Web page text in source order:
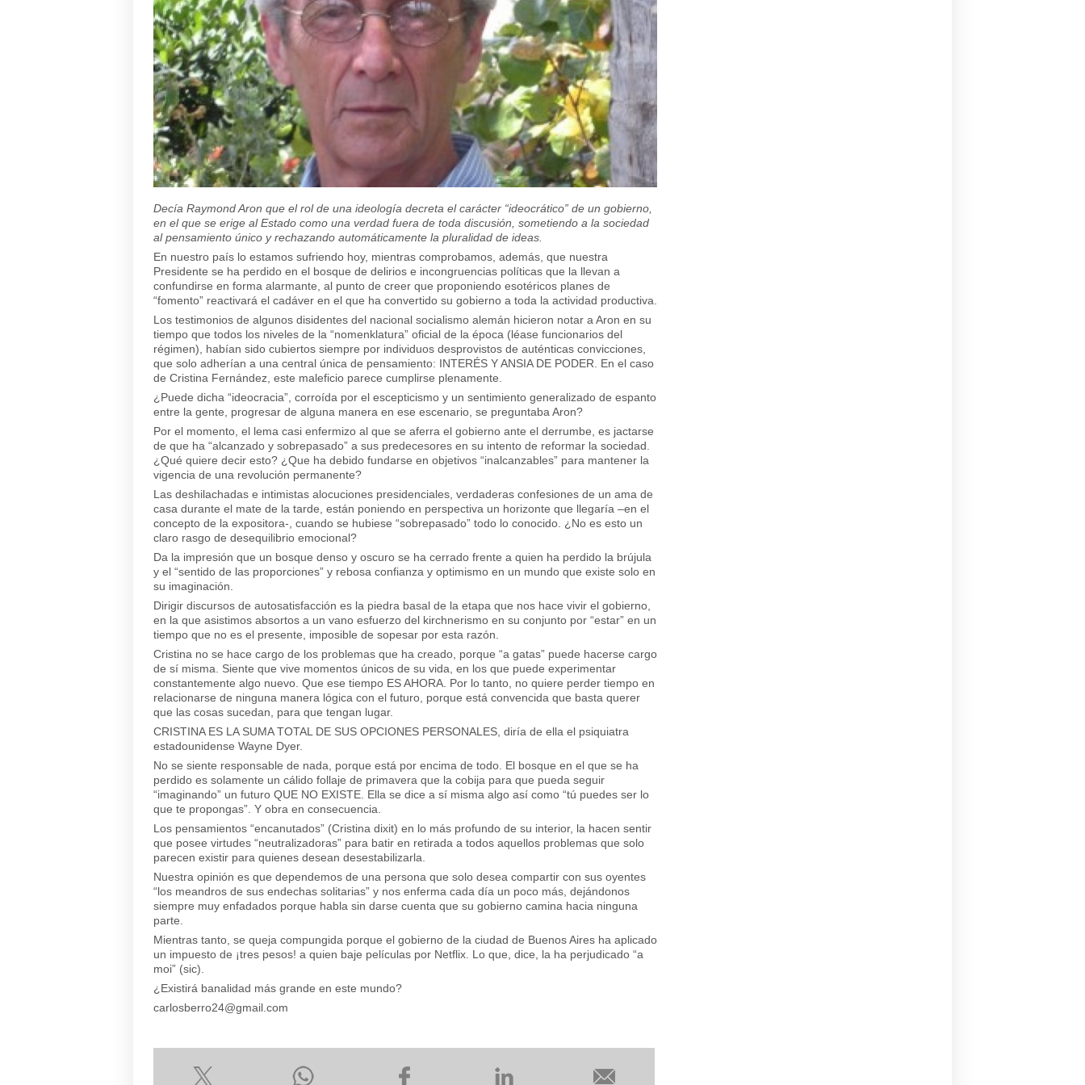
Decía Raymond Aron que el rol de una ideología decreta el carácter “ideocrático” de un gobierno,
en el que se erige al Estado como una verdad fuera de toda discusión, sometiendo a la sociedad
al pensamiento único y rechazando automáticamente la pluralidad de ideas.
En nuestro país lo estamos sufriendo hoy, mientras comprobamos, además, que nuestra
Presidente se ha perdido en el bosque de delirios e incongruencias políticas que la llevan a
confundirse en forma alarmante, al punto de creer que proponiendo esotéricos planes de
“fomento” reactivará el cadáver en el que ha convertido su gobierno a toda la actividad productiva.
Los testimonios de algunos disidentes del nacional socialismo alemán hicieron notar a Aron en su
tiempo que todos los niveles de la “nomenklatura” oficial de la época (léase funcionarios del
régimen), habían sido cubiertos siempre por individuos desprovistos de auténticas convicciones,
que solo adherían a una central única de pensamiento: INTERÉS Y ANSIA DE PODER. En el caso
de Cristina Fernández, este maleficio parece cumplirse plenamente.
¿Puede dicha “ideocracia”, corroída por el escepticismo y un sentimiento generalizado de espanto
entre la gente, progresar de alguna manera en ese escenario, se preguntaba Aron?
Por el momento, el lema casi enfermizo al que se aferra el gobierno ante el derrumbe, es jactarse
de que ha “alcanzado y sobrepasado” a sus predecesores en su intento de reformar la sociedad.
¿Qué quiere decir esto? ¿Que ha debido fundarse en objetivos “inalcanzables” para mantener la
vigencia de una revolución permanente?
Las deshilachadas e intimistas alocuciones presidenciales, verdaderas confesiones de un ama de
casa durante el mate de la tarde, están poniendo en perspectiva un horizonte que llegaría –en el
concepto de la expositora-, cuando se hubiese “sobrepasado” todo lo conocido. ¿No es esto un
claro rasgo de desequilibrio emocional?
Da la impresión que un bosque denso y oscuro se ha cerrado frente a quien ha perdido la brújula
y el “sentido de las proporciones” y rebosa confianza y optimismo en un mundo que existe solo en
su imaginación.
Dirigir discursos de autosatisfacción es la piedra basal de la etapa que nos hace vivir el gobierno,
en la que asistimos absortos a un vano esfuerzo del kirchnerismo en su conjunto por “estar” en un
tiempo que no es el presente, imposible de sopesar por esta razón.
Cristina no se hace cargo de los problemas que ha creado, porque “a gatas” puede hacerse cargo
de sí misma. Siente que vive momentos únicos de su vida, en los que puede experimentar
constantemente algo nuevo. Que ese tiempo ES AHORA. Por lo tanto, no quiere perder tiempo en
relacionarse de ninguna manera lógica con el futuro, porque está convencida que basta querer
que las cosas sucedan, para que tengan lugar.
CRISTINA ES LA SUMA TOTAL DE SUS OPCIONES PERSONALES, diría de ella el psiquiatra
estadounidense Wayne Dyer.
No se siente responsable de nada, porque está por encima de todo. El bosque en el que se ha
perdido es solamente un cálido follaje de primavera que la cobija para que pueda seguir
“imaginando” un futuro QUE NO EXISTE. Ella se dice a sí misma algo así como “tú puedes ser lo
que te propongas”. Y obra en consecuencia.
Los pensamientos “encanutados” (Cristina dixit) en lo más profundo de su interior, la hacen sentir
que posee virtudes “neutralizadoras” para batir en retirada a todos aquellos problemas que solo
parecen existir para quienes desean desestabilizarla.
Nuestra opinión es que dependemos de una persona que solo desea compartir con sus oyentes
“los meandros de sus endechas solitarias” y nos enferma cada día un poco más, dejándonos
siempre muy enfadados porque habla sin darse cuenta que su gobierno camina hacia ninguna
parte.
Mientras tanto, se queja compungida porque el gobierno de la ciudad de Buenos Aires ha aplicado
un impuesto de ¡tres pesos! a quien baje películas por Netflix. Lo que, dice, la ha perjudicado “a
moi” (sic).
¿Existirá banalidad más grande en este mundo?
carlosberro24@gmail.com